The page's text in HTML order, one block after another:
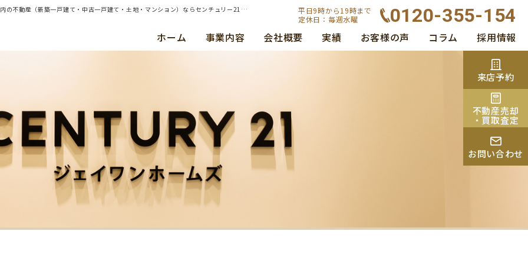
| 東京都渋谷区神宮前のマンション｜不動産売却をサポートしました | 横浜・川崎・東京都内の不動産（新築一戸建て・中古一戸建て・土地・マンション）ならセンチュリー21ジェイワンホームズ
平日9時から19時まで
定休日：毎週水曜
0120-355-154
ホーム 事業内容 会社概要 実績 お客様の声 コラム 採用情報
来店予約
不動産売却
・買取査定
お問い合わせ